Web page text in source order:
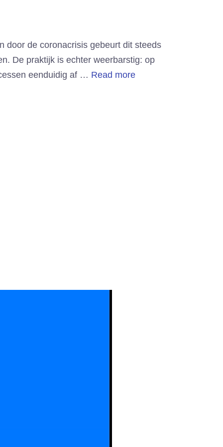
door de coronacrisis gebeurt dit steeds
De praktijk is echter weerbarstig: op
eenduidig af … Read more